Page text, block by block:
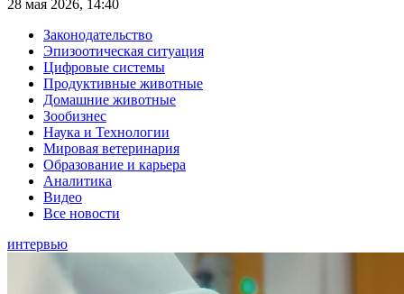
28 мая 2026, 14:40
Законодательство
Эпизоотическая ситуация
Цифровые системы
Продуктивные животные
Домашние животные
Зообизнес
Наука и Технологии
Мировая ветеринария
Образование и карьера
Аналитика
Видео
Все новости
интервью